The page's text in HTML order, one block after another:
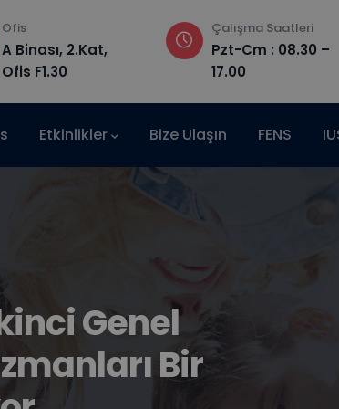
Ofis
A Binası, 2.Kat,
Ofis F1.30
Çalışma Saatleri
Pzt-Cm : 08.30 –
17.00
Etkinlikler Bize Ulaşın FENS
Genel
Bir